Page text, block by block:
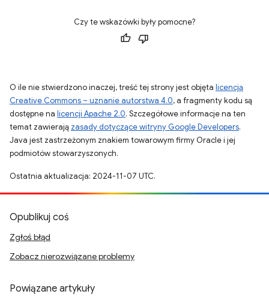
Czy te wskazówki były pomocne?
O ile nie stwierdzono inaczej, treść tej strony jest objęta licencją
Creative Commons – uznanie autorstwa 4.0, a fragmenty kodu są
dostępne na licencji Apache 2.0. Szczegółowe informacje na ten
temat zawierają zasady dotyczące witryny Google Developers.
Java jest zastrzeżonym znakiem towarowym firmy Oracle i jej
podmiotów stowarzyszonych.
Ostatnia aktualizacja: 2024-11-07 UTC.
Opublikuj coś
Zgłoś błąd
Zobacz nierozwiązane problemy
Powiązane artykuły